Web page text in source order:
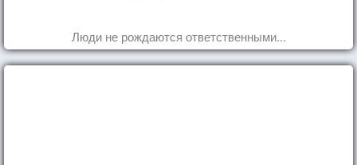
Люди не рождаются ответственными...